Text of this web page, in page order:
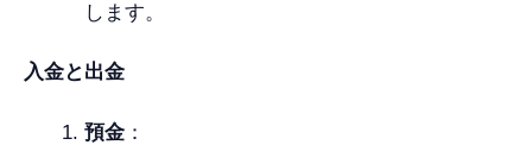
します。
入金と出金
預金 ：